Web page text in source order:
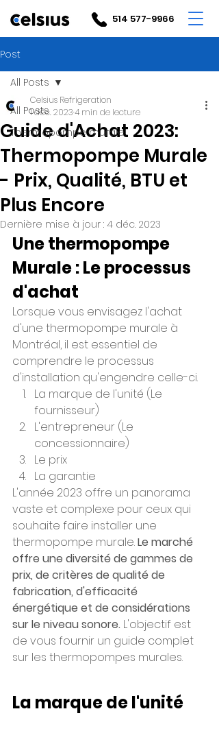
514 577-9966
Post
All Posts
Thermopompe murale
All Posts
Guide d'Achat 2023:
Thermopompe Murale
- Prix, Qualité, BTU et
Plus Encore
Celsius Refrigeration
1 déc. 20234 min de lecture
Dernière mise à jour : 4 déc. 2023
Une thermopompe
Murale : Le processus
d'achat
Lorsque vous envisagez l'achat
d'une thermopompe murale à
Montréal, il est essentiel de
comprendre le processus
d'installation qu'engendre celle-ci.
La marque de l'unité (Le
fournisseur)
L'entrepreneur (Le
concessionnaire)
Le prix
La garantie
L'année 2023 offre un panorama
vaste et complexe pour ceux qui
souhaite faire installer une
thermopompe murale. Le marché
offre une diversité de gammes de
prix, de critères de qualité de
fabrication, d'efficacité
énergétique et de considérations
sur le niveau sonore. L'objectif est
de vous fournir un guide complet
sur les thermopompes murales.
La marque de l'unité